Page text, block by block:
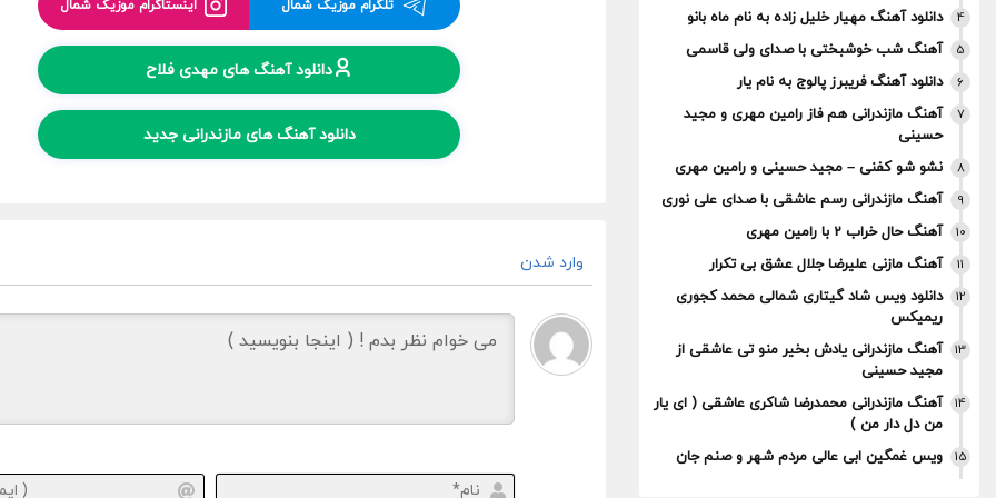
4 دانلود آهنگ مهیار خلیل زاده به نام ماه بانو
5 آهنگ شب خوشبختی با صدای ولی قاسمی
6 دانلود آهنگ فریبرز پالوج به نام یار
7
آهنگ مازندرانی هم فاز رامین مهری و مجید
حسینی
8 نشو شو کفنی – مجید حسینی و رامین مهری
9 آهنگ مازندرانی رسم عاشقی با صدای علی نوری
10 آهنگ حال خراب 2 با رامین مهری
11 آهنگ مازنی علیرضا جلال عشق بی تکرار
12
دانلود ویس شاد گیتاری شمالی محمد کجوری
ریمیکس
13
آهنگ مازندرانی یادش بخیر منو تی عاشقی از
مجید حسینی
14
آهنگ مازندرانی محمدرضا شاکری عاشقی ( ای یار
من دل دار من )
15 ویس غمگین ابی عالی مردم شهر و صنم جان
تلگرام موزیک شمال اینستاگرام موزیک شمال
دانلود آهنگ های مهدی فلاح
دانلود آهنگ های مازندرانی جدید
وارد شدن
نام*